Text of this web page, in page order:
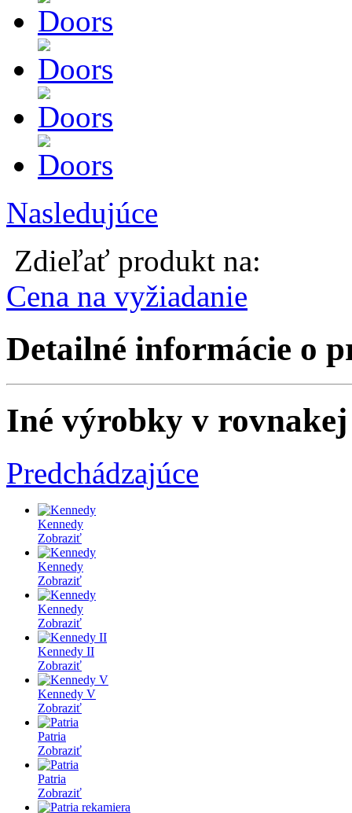
Nasledujúce
Zdieľať produkt na:
Cena na vyžiadanie
Detailné informácie o
Iné výrobky v
Predchádzajúce
Kennedy
Zobraziť
Kennedy
Zobraziť
Kennedy
Zobraziť
Kennedy II
Zobraziť
Kennedy V
Zobraziť
Patria
Zobraziť
Patria
Zobraziť